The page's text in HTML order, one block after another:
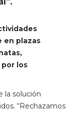
en plazas
los
la solución
“Rechazamos